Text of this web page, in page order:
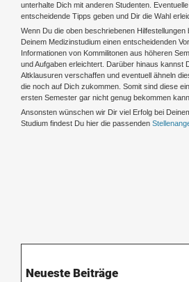
unterhalte Dich mit anderen Studenten.
entscheidende Tipps geben und Dir die Wahl
Wenn Du die oben beschriebenen
Deinem Medizinstudium einen entscheidenden
Informationen von Kommilitonen aus höheren
und Aufgaben erleichtert. Darüber hinaus kannst
Altklausuren verschaffen und eventuell ähneln
die noch auf Dich zukommen. Somit sind diese
ersten Semester gar nicht genug bekommen
Ansonsten wünschen wir Dir viel Erfolg bei
Studium findest Du hier die passenden
Neueste Beiträge